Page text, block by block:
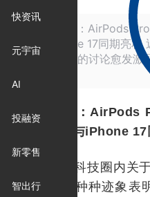
快资讯
元宇宙
AI
投融资
新零售
智出行
摘要: 原标题：AirPods
季或与iPhone 17同期亮相
AirPods Pro的讨论愈发激
原标题：AirPods
光，秋季或与iPhone 17
近期，科技圈内关于
愈发激烈，种种迹象表